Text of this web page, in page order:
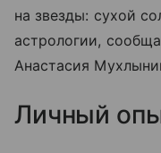
на звезды: сухой
астрологии,
Анастасия
Личный